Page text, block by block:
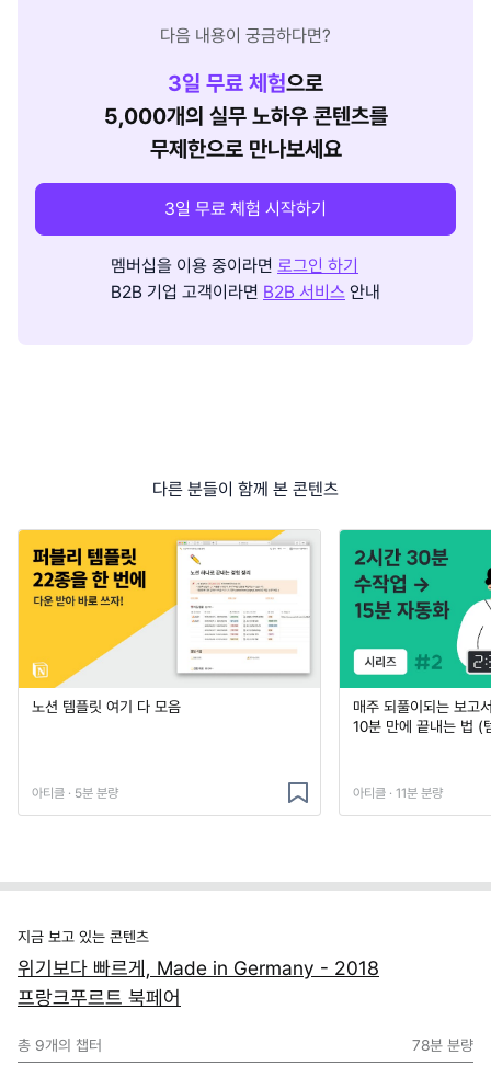
다음 내용이 궁금하다면?
3일 무료 체험으로
5,000개의 실무 노하우 콘텐츠를
무제한으로 만나보세요
3일 무료 체험 시작하기
멤버십을 이용 중이라면 로그인 하기
B2B 기업 고객이라면 B2B 서비스 안내
다른 분들이 함께 본 콘텐츠
노션 템플릿 여기 다 모음
아티클 · 5분 분량
매주 되풀이되는 보고
10분 만에 끝내는 법 (
아티클 · 11분 분량
지금 보고 있는 콘텐츠
위기보다 빠르게, Made in Germany - 2018
프랑크푸르트 북페어
총 9개의 챕터 78분 분량